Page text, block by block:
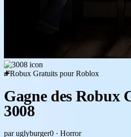
Robux Gratuits pour Roblox
Gagne des Robux
3008
par uglyburger0 · Horror